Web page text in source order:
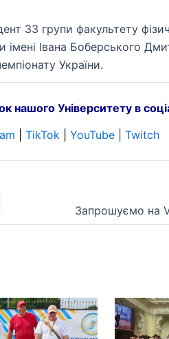
33 групи факультету
імені Івана Боберського
України.
нашого Університету в
TikTok| YouTube| Twitch